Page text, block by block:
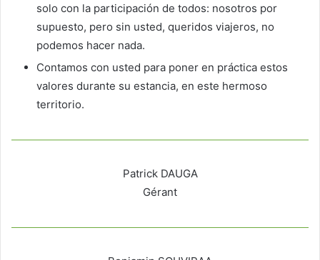
solo con la participación de todos: nosotros por
supuesto, pero sin usted, queridos viajeros, no
podemos hacer nada.
Contamos con usted para poner en práctica estos
valores durante su estancia, en este hermoso
territorio.
Patrick DAUGA
Gérant